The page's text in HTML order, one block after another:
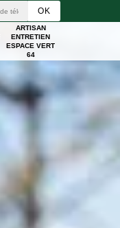
ARTISAN
ENTRETIEN
ESPACE VERT
64